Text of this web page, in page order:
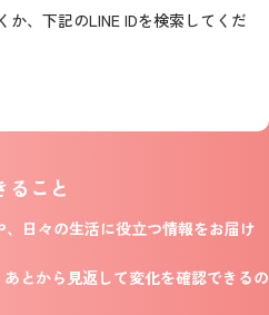
、下記のLINE IDを検索してくだ
ること
日々の生活に役立つ情報をお届け
とから見返して変化を確認できるの